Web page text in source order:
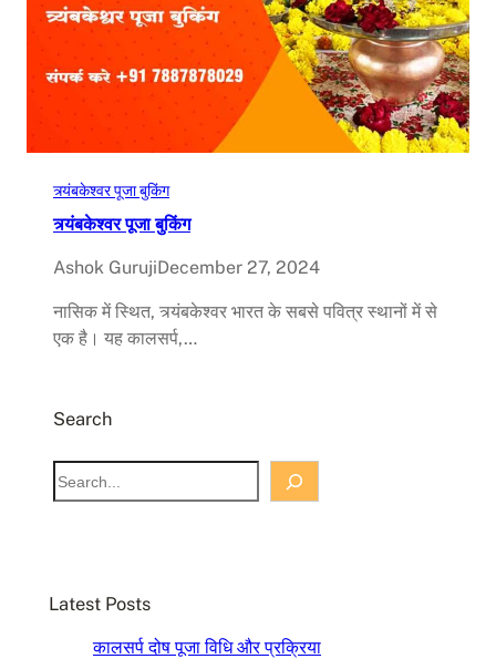
त्र्यंबकेश्वर पूजा बुकिंग
त्र्यंबकेश्वर पूजा बुकिंग
Ashok GurujiDecember 27, 2024
नासिक में स्थित, त्र्यंबकेश्वर भारत के सबसे पवित्र स्थानों में से
एक है। यह कालसर्प,…
Search
S
e
h
Latest Posts
कालसर्प दोष पूजा विधि और प्रक्रिया